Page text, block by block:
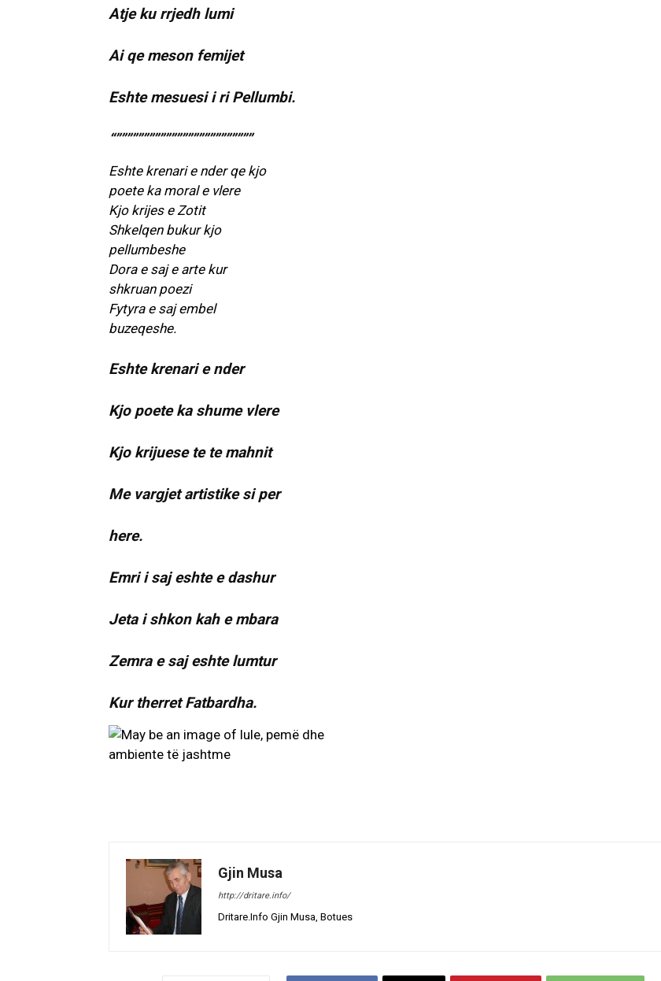
Atje ku rrjedh lumi
Ai qe meson femijet
Eshte mesuesi i ri Pellumbi.
“”””””””””””””””””””””””””
Eshte krenari e nder qe kjo
poete ka moral e vlere
Kjo krijes e Zotit
Shkelqen bukur kjo
pellumbeshe
Dora e saj e arte kur
shkruan poezi
Fytyra e saj embel
buzeqeshe.
Eshte krenari e nder
Kjo poete ka shume vlere
Kjo krijuese te te mahnit
Me vargjet artistike si per
here.
Emri i saj eshte e dashur
Jeta i shkon kah e mbara
Zemra e saj eshte lumtur
Kur therret Fatbardha.
Gjin Musa
http://dritare.info/
Dritare.Info Gjin Musa, Botues